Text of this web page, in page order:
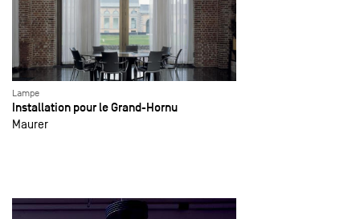
Lampe
Installation pour le Grand-Hornu
Maurer